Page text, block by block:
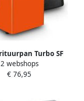
Turbo SF
Frietketel met
Friteuse voor
2 webshops
€ 76,95